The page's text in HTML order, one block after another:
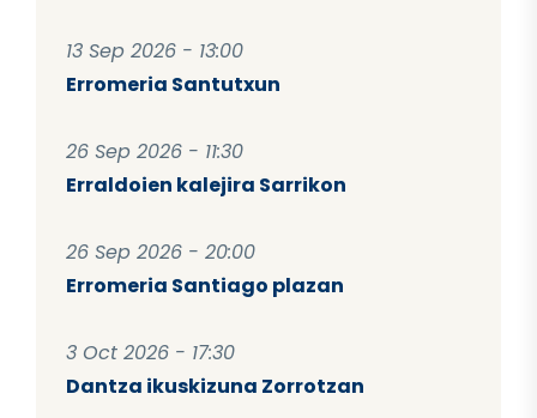
13 Sep 2026 - 13:00
Erromeria Santutxun
26 Sep 2026 - 11:30
Erraldoien kalejira Sarrikon
26 Sep 2026 - 20:00
Erromeria Santiago plazan
3 Oct 2026 - 17:30
Dantza ikuskizuna Zorrotzan